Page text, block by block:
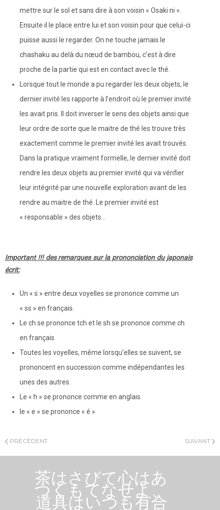
mettre sur le sol et sans dire à son voisin « Osaki ni ».
Ensuite il le place entre lui et son voisin pour que celui-ci
puisse aussi le regarder. On ne touche jamais le
chashaku au delà du nœud de bambou, c’est à dire
proche de la partie qui est en contact avec le thé.
Lorsque tout le monde a pu regarder les deux objets, le
dernier invité les rapporte à l’endroit où le premier invité
les avait pris. Il doit inverser le sens des objets ainsi que
leur ordre de sorte que le maitre de thé les trouve très
exactement comme le premier invité les avait trouvés.
Dans la pratique vraiment formelle, le dernier invité doit
rendre les deux objets au premier invité qui va vérifier
leur intégrité par une nouvelle exploration avant de les
rendre au maitre de thé. Le premier invité est
« responsable » des objets…
Important !!! des remarques sur la prononciation du japonais
écrit:
Un « s » entre deux voyelles se prononce comme un
« ss » en français.
Le ch se prononce tch et le sh se prononce comme ch
en français
Toutes les voyelles, même lorsqu’elles se suivent, se
prononcent en succession comme indépendantes les
unes des autres.
Le « h » se prononce comme en anglais.
le « e » se prononce « é »
PRÉCÉDENT SUIVANT
茶はさびて心はあ
つくもてなせよ、
道具はいつも有合